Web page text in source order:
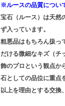
※ルースの品質につい
宝石（ルース）は天然
ず入っています。
粗悪品はもちろん扱っ
だける微細なキズ（チ
飾のプロという観点か
石としての品位に重点
以上を理由とする交換